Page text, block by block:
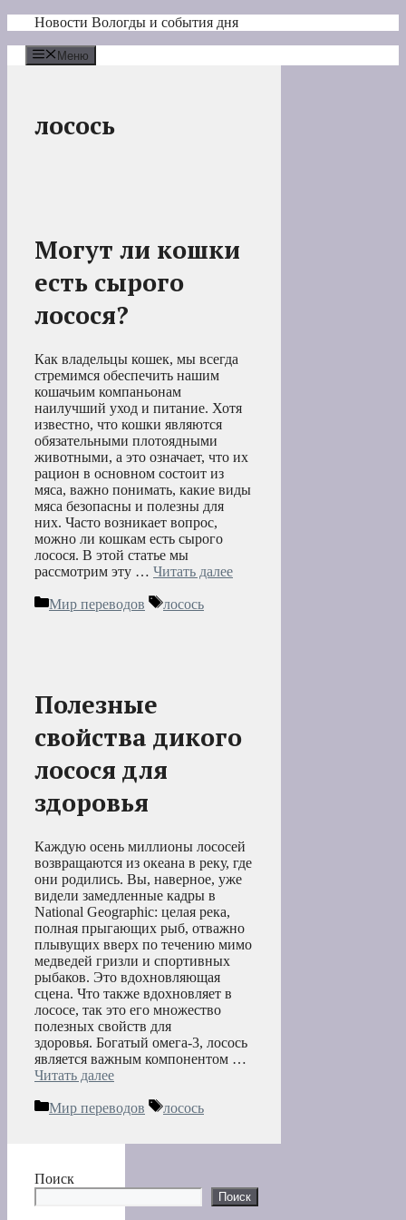
Перейти
содержимому
Новости Вологды и события дня
Меню
лосось
Могут ли кошки
есть сырого
лосося?
Как владельцы кошек, мы всегда
стремимся обеспечить нашим
кошачьим компаньонам
наилучший уход и питание. Хотя
известно, что кошки являются
обязательными плотоядными
животными, а это означает, что их
рацион в основном состоит из
мяса, важно понимать, какие виды
мяса безопасны и полезны для
них. Часто возникает вопрос,
можно ли кошкам есть сырого
лосося. В этой статье мы
рассмотрим эту … Читать далее
Рубрики
Мир переводов Метки
лосось
Полезные
свойства дикого
лосося для
здоровья
Каждую осень миллионы лососей
возвращаются из океана в реку, где
они родились. Вы, наверное, уже
видели замедленные кадры в
National Geographic: целая река,
полная прыгающих рыб, отважно
плывущих вверх по течению мимо
медведей гризли и спортивных
рыбаков. Это вдохновляющая
сцена. Что также вдохновляет в
лососе, так это его множество
полезных свойств для
здоровья. Богатый омега-3, лосось
является важным компонентом …
Читать далее
Рубрики
Мир переводов Метки
лосось
Поиск
Поиск